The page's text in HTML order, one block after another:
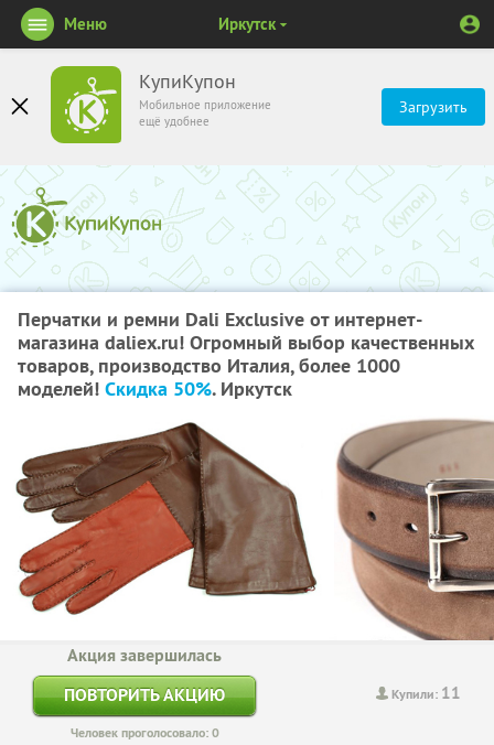
КупиКупон
Мобильное приложение
ещё удобнее
Загрузить
Меню Иркутск
Перчатки и ремни Dali Exclusive от интернет-
магазина daliex.ru! Огромный выбор качественных
товаров, производство Италия, более 1000
моделей! Скидка 50%. Иркутск
Купили: 11
Акция завершилась
ПОВТОРИТЬ АКЦИЮ
Человек проголосовало: 0